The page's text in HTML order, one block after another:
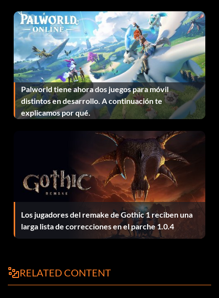
Detener el tiempo
En el menú Opciones, mantenga pulsado L R y pulse X B Y
A.
Vista aérea
En el menú Opciones, mantenga pulsado L R y pulse X X X
En el menú Opciones, mantenga pulsado L R y pulse A X B
Y.
Personaje oculto de Halloween
X, A.
Palworld tiene ahora dos juegos para móvil
distintos en desarrollo. A continuación te
explicamos por qué.
Los jugadores del remake de Gothic 1 reciben una
larga lista de correcciones en el parche 1.0.4
RELATED CONTENT